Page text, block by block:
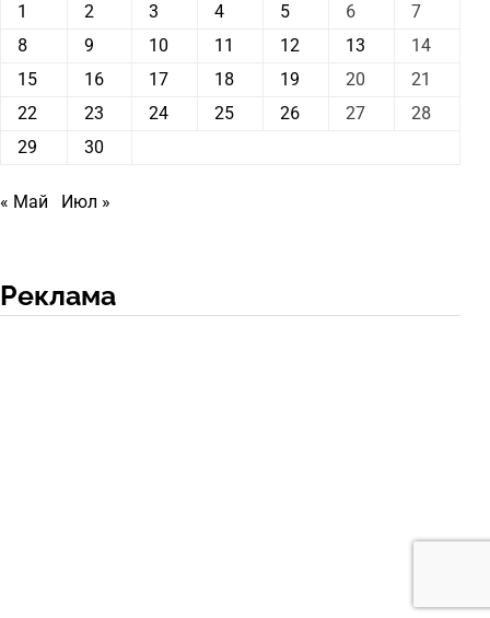
1
2 3 4 5 6
7
8
9 10 11 12 13
14
15
16 17 18 19 20
21
22
23 24 25 26 27
28
29
30
« Май Июл »
Реклама